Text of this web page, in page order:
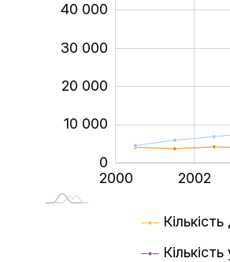
30 000
0
10 000
20 000
30 000
40 000
L
2000 2002
2024